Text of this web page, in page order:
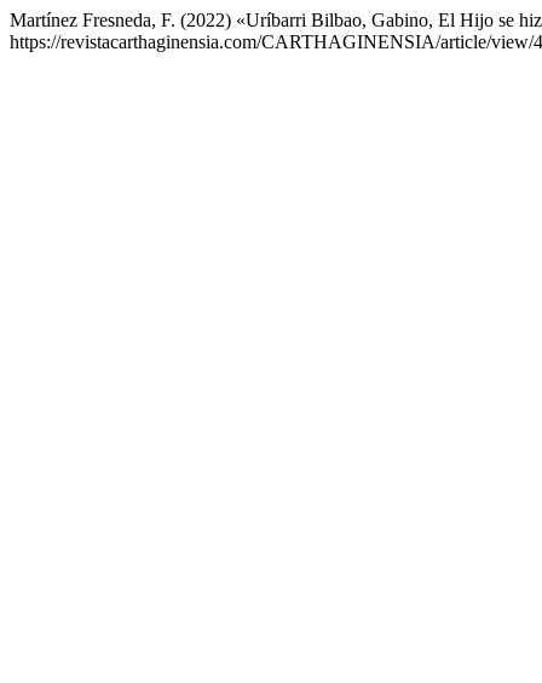
Martínez Fresneda, F. (2022) «Uríbarri Bilbao, Gabino, El Hijo se
https://revistacarthaginensia.com/CARTHAGINENSIA/article/view/